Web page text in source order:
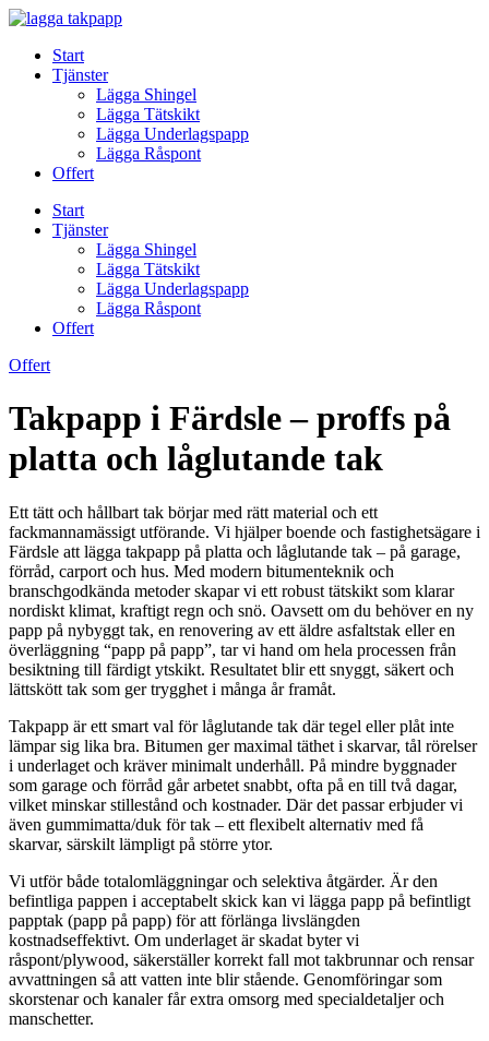
Skip
contentStart
Tjänster
Lägga Shingel
Lägga Tätskikt
Lägga Underlagspapp
Lägga Råspont
Offert
Start
Tjänster
Lägga Shingel
Lägga Tätskikt
Lägga Underlagspapp
Lägga Råspont
Offert
Offert
Takpapp i Färdsle – proffs på
platta och låglutande tak
Ett tätt och hållbart tak börjar med rätt material och ett
fackmannamässigt utförande. Vi hjälper boende och fastighetsägare i
Färdsle att lägga takpapp på platta och låglutande tak – på garage,
förråd, carport och hus. Med modern bitumenteknik och
branschgodkända metoder skapar vi ett robust tätskikt som klarar
nordiskt klimat, kraftigt regn och snö. Oavsett om du behöver en ny
papp på nybyggt tak, en renovering av ett äldre asfaltstak eller en
överläggning “papp på papp”, tar vi hand om hela processen från
besiktning till färdigt ytskikt. Resultatet blir ett snyggt, säkert och
lättskött tak som ger trygghet i många år framåt.
Takpapp är ett smart val för låglutande tak där tegel eller plåt inte
lämpar sig lika bra. Bitumen ger maximal täthet i skarvar, tål rörelser
i underlaget och kräver minimalt underhåll. På mindre byggnader
som garage och förråd går arbetet snabbt, ofta på en till två dagar,
vilket minskar stillestånd och kostnader. Där det passar erbjuder vi
även gummimatta/duk för tak – ett flexibelt alternativ med få
skarvar, särskilt lämpligt på större ytor.
Vi utför både totalomläggningar och selektiva åtgärder. Är den
befintliga pappen i acceptabelt skick kan vi lägga papp på befintligt
papptak (papp på papp) för att förlänga livslängden
kostnadseffektivt. Om underlaget är skadat byter vi
råspont/plywood, säkerställer korrekt fall mot takbrunnar och rensar
avvattningen så att vatten inte blir stående. Genomföringar som
skorstenar och kanaler får extra omsorg med specialdetaljer och
manschetter.